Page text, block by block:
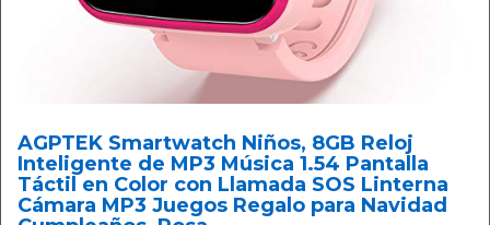
AGPTEK Smartwatch Niños, 8GB Reloj
Inteligente de MP3 Música 1.54 Pantalla
Táctil en Color con Llamada SOS Linterna
Cámara MP3 Juegos Regalo para Navidad